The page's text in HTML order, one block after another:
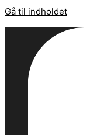
Gå til indholdet